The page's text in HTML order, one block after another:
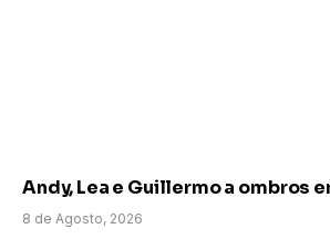
Andy, Lea e Guillermo a ombros
8 de Agosto, 2026